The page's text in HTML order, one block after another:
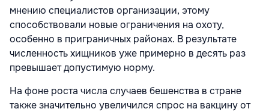
мнению специалистов организации, этому
способствовали новые ограничения на охоту,
особенно в приграничных районах. В результате
численность хищников уже примерно в десять раз
превышает допустимую норму.
На фоне роста числа случаев бешенства в стране
также значительно увеличился спрос на вакцину от